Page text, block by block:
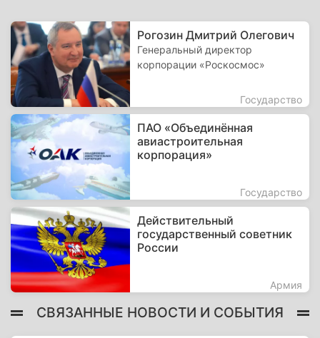
Рогозин Дмитрий Олегович
Генеральный директор
корпорации «Роскосмос»
Государство
ПАО «Объединённая
авиастроительная
корпорация»
Государство
Действительный
государственный советник
России
Армия
СВЯЗАННЫЕ НОВОСТИ И СОБЫТИЯ